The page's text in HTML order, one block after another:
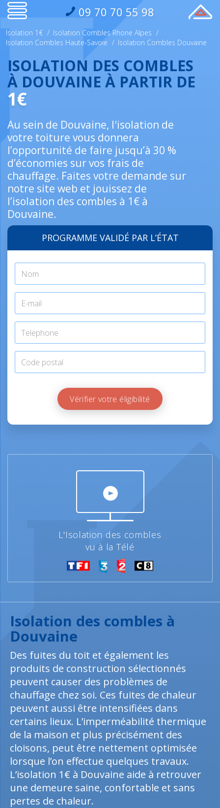
09 70 70 55 98
Isolation 1€ / Isolation Combles Rhone Alpes /
Isolation Combles Haute-Savoie / Isolation Combles Douvaine
ISOLATION DES COMBLES
À DOUVAINE À PARTIR DE
1€
Au sein de Douvaine, l'isolation de
votre toiture vous donnera
l’opportunité de faire jusqu’à 30 %
d’économies sur vos frais de
chauffage. Faites votre demande sur
notre site web et jouissez de
l’isolation des combles à 1€ à
Douvaine.
PROGRAMME VALIDÉ PAR L’ÉTAT
Vérifier votre éligibilité
L'Isolation des combles
vu à la Télé
Isolation des combles à
Douvaine
Des fuites du toit et également les
produits de construction sélectionnés
peuvent causer des problèmes de
chauffage chez soi. Ces fuites de chaleur
peuvent aussi être intensifiées dans
certains lieux. L’imperméabilité thermique
de la maison et plus précisément des
cloisons, peut être nettement optimisée
lorsque l’on effectue quelques travaux.
L’isolation 1€ à Douvaine aide à retrouver
une demeure saine, confortable et sans
pertes de chaleur.